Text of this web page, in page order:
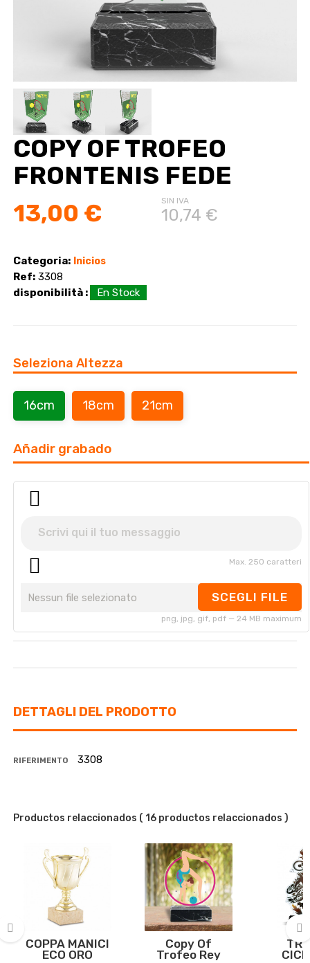
COPY OF TROFEO
FRONTENIS FEDE
13,00 € SIN IVA
10,74 €
Categoria: Inicios
Ref: 3308
disponibilità :
En Stock
Seleziona Altezza
16cm 18cm 21cm
Añadir grabado
Max. 250 caratteri
Nessun file selezionato SCEGLI FILE
png, jpg, gif, pdf — 24 MB maximum
DETTAGLI DEL PRODOTTO
RIFERIMENTO 3308
Productos relaccionados ( 16 productos relaccionados )
-22%
COPPA MANICI
ECO ORO
Copy Of
Trofeo Rey
›